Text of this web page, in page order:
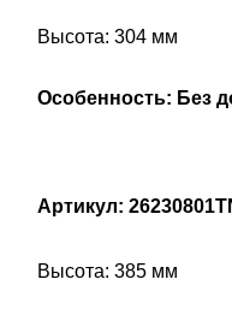
Высота: 304 мм
Особенность: Без
Артикул:
Высота: 385 мм